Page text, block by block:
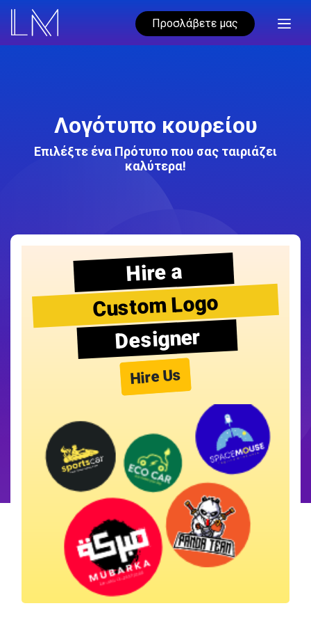
Προσλάβετε μας
Λογότυπο κουρείου
Επιλέξτε ένα Πρότυπο που σας ταιριάζει
καλύτερα!
Hire a
Custom Logo
Designer
Hire Us